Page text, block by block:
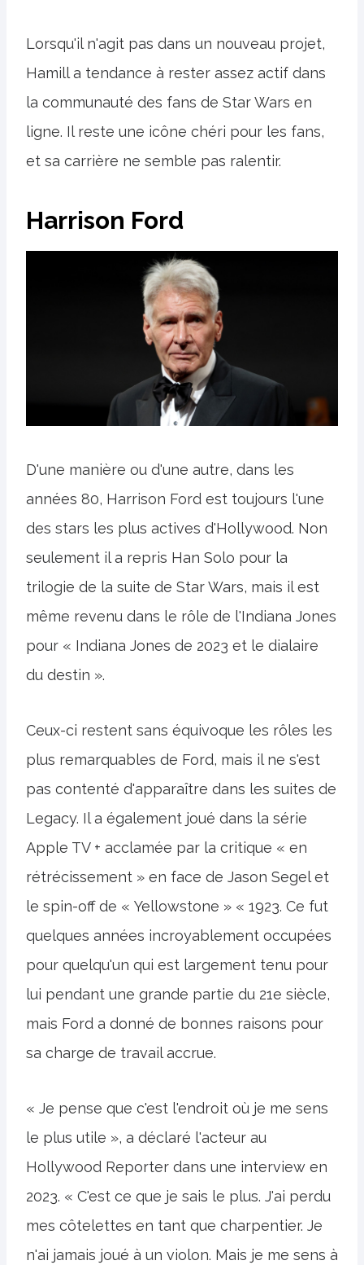
Lorsqu'il n'agit pas dans un nouveau projet,
Hamill a tendance à rester assez actif dans
la communauté des fans de Star Wars en
ligne. Il reste une icône chéri pour les fans,
et sa carrière ne semble pas ralentir.
Harrison Ford
D'une manière ou d'une autre, dans les
années 80, Harrison Ford est toujours l'une
des stars les plus actives d'Hollywood. Non
seulement il a repris Han Solo pour la
trilogie de la suite de Star Wars, mais il est
même revenu dans le rôle de l'Indiana Jones
pour « Indiana Jones de 2023 et le dialaire
du destin ».
Ceux-ci restent sans équivoque les rôles les
plus remarquables de Ford, mais il ne s'est
pas contenté d'apparaître dans les suites de
Legacy. Il a également joué dans la série
Apple TV + acclamée par la critique « en
rétrécissement » en face de Jason Segel et
le spin-off de « Yellowstone » « 1923. Ce fut
quelques années incroyablement occupées
pour quelqu'un qui est largement tenu pour
lui pendant une grande partie du 21e siècle,
mais Ford a donné de bonnes raisons pour
sa charge de travail accrue.
« Je pense que c'est l'endroit où je me sens
le plus utile », a déclaré l'acteur au
Hollywood Reporter dans une interview en
2023. « C'est ce que je sais le plus. J'ai perdu
mes côtelettes en tant que charpentier. Je
n'ai jamais joué à un violon. Mais je me sens à